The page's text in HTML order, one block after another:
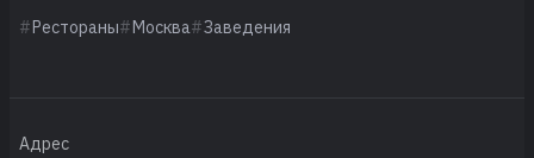
Рестораны Москва Заведения
Адрес